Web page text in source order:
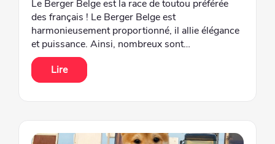
Le Berger Belge est la race de toutou préférée
des français ! Le Berger Belge est
harmonieusement proportionné, il allie élégance
et puissance. Ainsi, nombreux sont…
Lire